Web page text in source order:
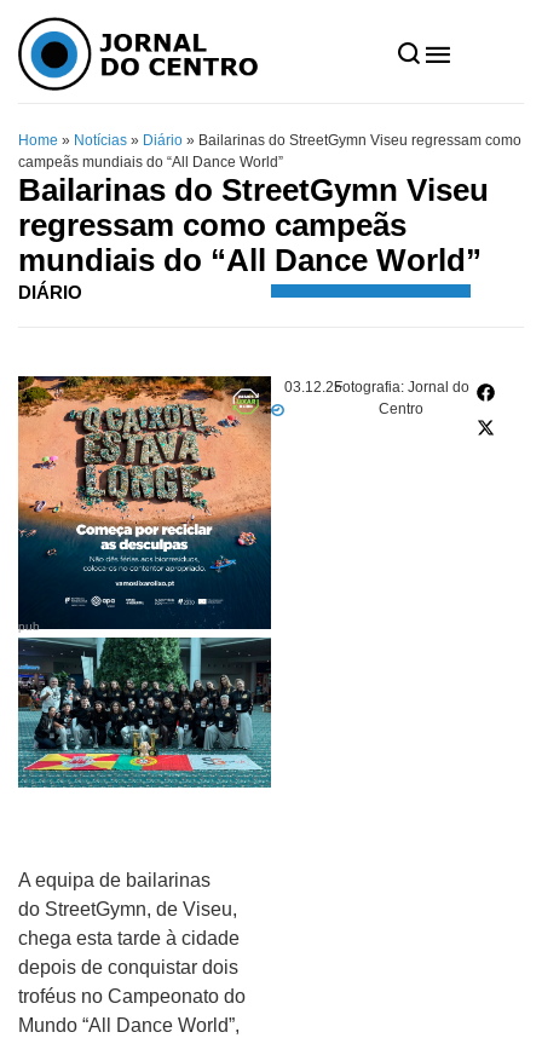
Home » Notícias » Diário » Bailarinas do StreetGymn Viseu regressam como
campeãs mundiais do “All Dance World”
Bailarinas do StreetGymn Viseu
regressam como campeãs
mundiais do “All Dance World”
DIÁRIO
03.12.25Fotografia: Jornal do
Centro
pub
A equipa de bailarinas
do StreetGymn, de Viseu,
chega esta tarde à cidade
depois de conquistar dois
troféus no Campeonato do
Mundo “All Dance World”,